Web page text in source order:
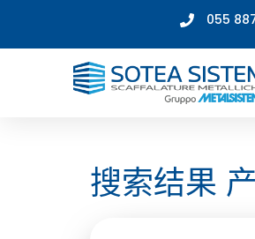
055
搜索结果